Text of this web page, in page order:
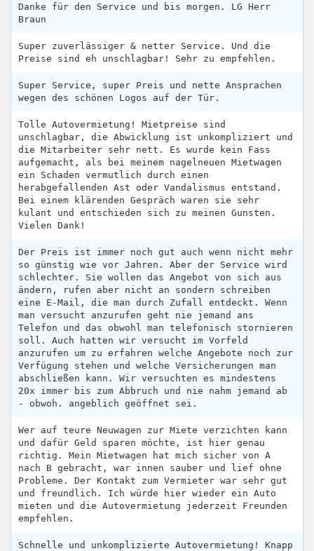
Danke für den Service und bis morgen. LG Herr
Braun
Super zuverlässiger & netter Service. Und die
Preise sind eh unschlagbar! Sehr zu empfehlen.
Super Service, super Preis und nette Ansprachen
wegen des schönen Logos auf der Tür.
Tolle Autovermietung! Mietpreise sind
unschlagbar, die Abwicklung ist unkompliziert und
die Mitarbeiter sehr nett. Es wurde kein Fass
aufgemacht, als bei meinem nagelneuen Mietwagen
ein Schaden vermutlich durch einen
herabgefallenden Ast oder Vandalismus entstand.
Bei einem klärenden Gespräch waren sie sehr
kulant und entschieden sich zu meinen Gunsten.
Vielen Dank!
Der Preis ist immer noch gut auch wenn nicht mehr
so günstig wie vor Jahren. Aber der Service wird
schlechter. Sie wollen das Angebot von sich aus
ändern, rufen aber nicht an sondern schreiben
eine E-Mail, die man durch Zufall entdeckt. Wenn
man versucht anzurufen geht nie jemand ans
Telefon und das obwohl man telefonisch stornieren
soll. Auch hatten wir versucht im Vorfeld
anzurufen um zu erfahren welche Angebote noch zur
Verfügung stehen und welche Versicherungen man
abschließen kann. Wir versuchten es mindestens
20x immer bis zum Abbruch und nie nahm jemand ab
- obwoh. angeblich geöffnet sei.
Wer auf teure Neuwagen zur Miete verzichten kann
und dafür Geld sparen möchte, ist hier genau
richtig. Mein Mietwagen hat mich sicher von A
nach B gebracht, war innen sauber und lief ohne
Probleme. Der Kontakt zum Vermieter war sehr gut
und freundlich. Ich würde hier wieder ein Auto
mieten und die Autovermietung jederzeit Freunden
empfehlen.
Schnelle und unkomplizierte Autovermietung! Knapp